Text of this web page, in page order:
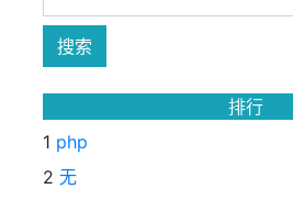
排行
1 php
2 无